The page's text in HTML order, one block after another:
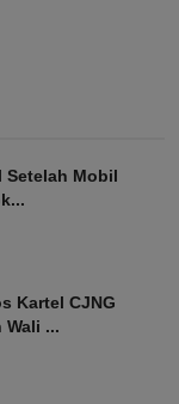
Setelah Mobil
Kartel CJNG
Wali ...